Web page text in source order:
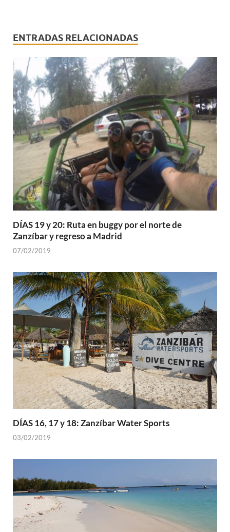
ENTRADAS RELACIONADAS
DÍAS 19 y 20: Ruta en buggy por el norte de
Zanzíbar y regreso a Madrid
07/02/2019
DÍAS 16, 17 y 18: Zanzíbar Water Sports
03/02/2019